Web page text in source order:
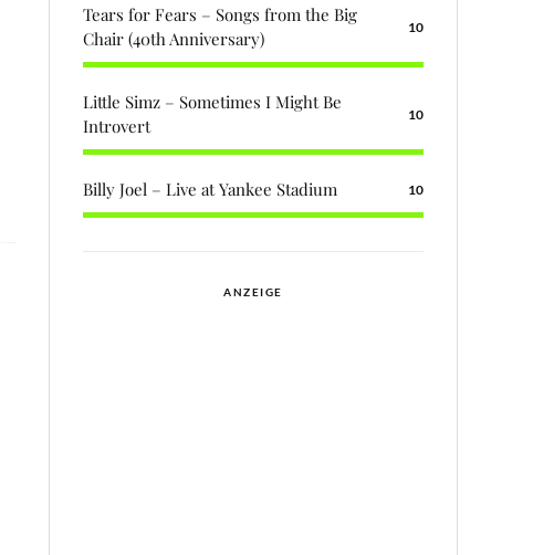
Tears for Fears – Songs from the Big
Chair (40th Anniversary)
10
Little Simz – Sometimes I Might Be
Introvert
10
Billy Joel – Live at Yankee Stadium 10
ANZEIGE